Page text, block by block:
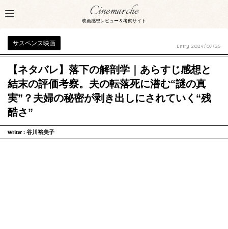
Cinemarche
映画感想レビュー＆考察サイト
サスペンス映画
Entry 2024/07/25
【ネタバレ】落下の解剖学｜あらすじ感想と
結末の評価考察。夫の転落死に潜む“謎の真
実”？夫婦の秘密が剥き出しにされていく“残
酷さ”
Writer : 谷川裕美子